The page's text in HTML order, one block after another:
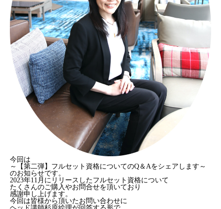
今回は
～【第二弾】フルセット資格についてのQ＆Aをシェアします～
のお知らせです。
2023年11月にリリースしたフルセット資格について
たくさんのご購入やお問合せを頂いており
感謝申し上げます。
今回は皆様から頂いたお問い合わせに